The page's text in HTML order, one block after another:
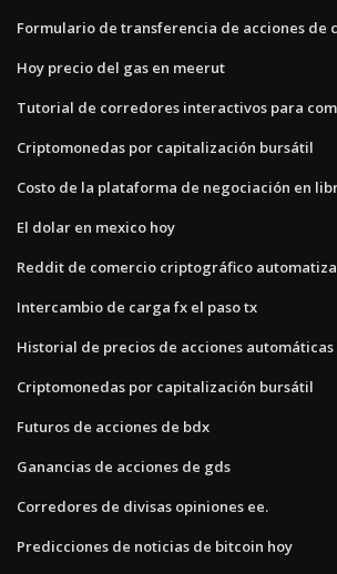
Formulario de transferencia de acciones de
Hoy precio del gas en meerut
Tutorial de corredores interactivos para
Criptomonedas por capitalización bursátil
Costo de la plataforma de negociación en
El dolar en mexico hoy
Reddit de comercio criptográfico
Intercambio de carga fx el paso tx
Historial de precios de acciones
Criptomonedas por capitalización bursátil
Futuros de acciones de bdx
Ganancias de acciones de gds
Corredores de divisas opiniones ee.
Predicciones de noticias de bitcoin hoy